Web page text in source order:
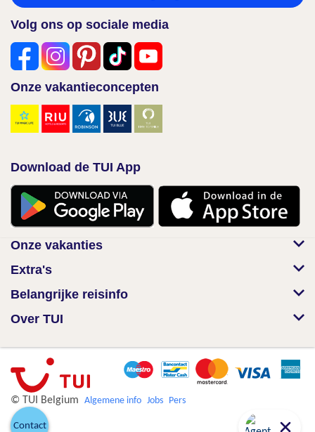
Volg ons op sociale media
Onze vakantieconcepten
Download de TUI App
Onze vakanties
Extra's
Belangrijke reisinfo
Over TUI
© TUI Belgium Algemene info Jobs Pers
Contact